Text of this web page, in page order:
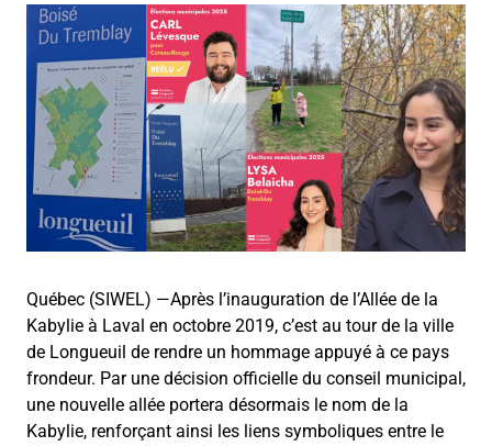
Québec (SIWEL) —Après l’inauguration de l’Allée de la
Kabylie à Laval en octobre 2019, c’est au tour de la ville
de Longueuil de rendre un hommage appuyé à ce pays
frondeur. Par une décision officielle du conseil municipal,
une nouvelle allée portera désormais le nom de la
Kabylie, renforçant ainsi les liens symboliques entre le